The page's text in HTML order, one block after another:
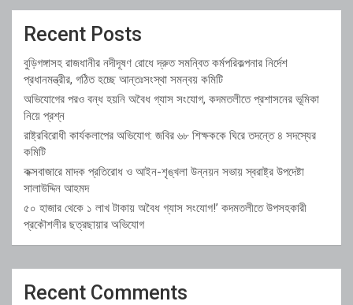
Recent Posts
বুড়িগঙ্গাসহ রাজধানীর নদীদূষণ রোধে দ্রুত সমন্বিত কর্মপরিকল্পনার নির্দেশ
প্রধানমন্ত্রীর, গঠিত হচ্ছে আন্তঃসংস্থা সমন্বয় কমিটি
অভিযোগের পরও বন্ধ হয়নি অবৈধ গ্যাস সংযোগ, কদমতলীতে প্রশাসনের ভূমিকা
নিয়ে প্রশ্ন
রাষ্ট্রবিরোধী কার্যকলাপের অভিযোগ: জবির ৬৮ শিক্ষককে ঘিরে তদন্তে ৪ সদস্যের
কমিটি
কক্সবাজারে মাদক প্রতিরোধ ও আইন-শৃঙ্খলা উন্নয়ন সভায় স্বরাষ্ট্র উপদেষ্টা
সালাউদ্দিন আহমদ
৫০ হাজার থেকে ১ লাখ টাকায় অবৈধ গ্যাস সংযোগ!’ কদমতলীতে উপসহকারী
প্রকৌশলীর ছত্রছায়ার অভিযোগ
Recent Comments